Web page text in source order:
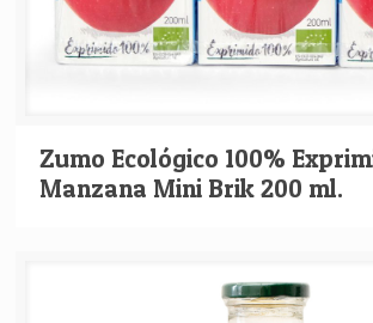
Zumo Ecológico 100%
Manzana Mini Brik 200 ml.